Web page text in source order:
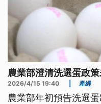
農業部澄清洗選蛋政
2026/4/15 19:40 產經
農業部年初預告洗選